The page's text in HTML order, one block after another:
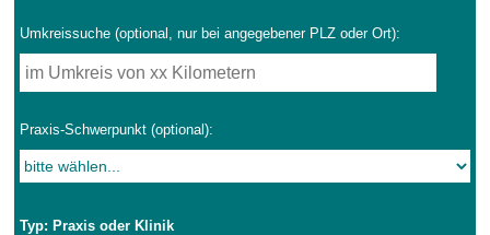
Umkreissuche (optional, nur bei angegebener PLZ oder Ort):
Praxis-Schwerpunkt (optional):
Typ: Praxis oder Klinik